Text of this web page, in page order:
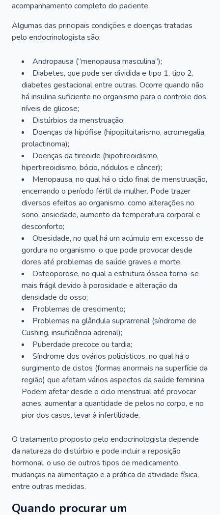
acompanhamento completo do paciente.
Algumas das principais condições e doenças tratadas
pelo endocrinologista são:
Andropausa (“menopausa masculina”);
Diabetes, que pode ser dividida e tipo 1, tipo 2,
diabetes gestacional entre outras. Ocorre quando não
há insulina suficiente no organismo para o controle dos
níveis de glicose;
Distúrbios da menstruação;
Doenças da hipófise (hipopituitarismo, acromegalia,
prolactinoma);
Doenças da tireoide (hipotireoidismo,
hipertireoidismo, bócio, nódulos e câncer);
Menopausa, no qual há o ciclo final de menstruação,
encerrando o período fértil da mulher. Pode trazer
diversos efeitos ao organismo, como alterações no
sono, ansiedade, aumento da temperatura corporal e
desconforto;
Obesidade, no qual há um acúmulo em excesso de
gordura no organismo, o que pode provocar desde
dores até problemas de saúde graves e morte;
Osteoporose, no qual a estrutura óssea torna-se
mais frágil devido à porosidade e alteração da
densidade do osso;
Problemas de crescimento;
Problemas na glândula suprarrenal (síndrome de
Cushing, insuficiência adrenal);
Puberdade precoce ou tardia;
Síndrome dos ovários policísticos, no qual há o
surgimento de cistos (formas anormais na superfície da
região) que afetam vários aspectos da saúde feminina.
Podem afetar desde o ciclo menstrual até provocar
acnes, aumentar a quantidade de pelos no corpo, e no
pior dos casos, levar à infertilidade.
O tratamento proposto pelo endocrinologista depende
da natureza do distúrbio e pode incluir a reposição
hormonal, o uso de outros tipos de medicamento,
mudanças na alimentação e a prática de atividade física,
entre outras medidas.
Quando procurar um